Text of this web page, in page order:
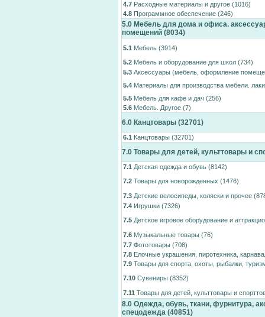
4.7 Расходные материалы и другое (1016)
4.8 Программное обеспечение (246)
5.0 Мебель для дома и офиса.
помещений (8034)
5.1 Мебель (3914)
5.2 Мебель и оборудование для школ (734)
5.3 Аксессуары (мебель, оформление
5.4 Материалы для производства мебели.
5.5 Мебель для кафе и дач (256)
5.6 Мебель. Другое (7)
6.0 Канцтовары (32701)
6.1 Канцтовары (32701)
7.0 Товары для детей, культтовары и
7.1 Детская одежда и обувь (8142)
7.2 Товары для новорожденных (1476)
7.3 Детские велосипеды, коляски и прочее
7.4 Игрушки (7326)
7.5 Детское игровое оборудование и
7.6 Музыкальные товары (76)
7.7 Фототовары (708)
7.8 Елочные украшения, пиротехника,
7.9 Товары для спорта, охоты, рыбалки,
7.10 Сувениры (8352)
7.11 Товары для детей, культтовары и
8.0 Одежда, обувь, ткани, фурнитура,
спецодежда (40851)